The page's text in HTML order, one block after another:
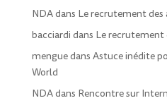
NDAdans Le recrutement des
bacciardi dans Le recrutement
menguedans Astuce inédite
World
NDAdans Rencontre sur